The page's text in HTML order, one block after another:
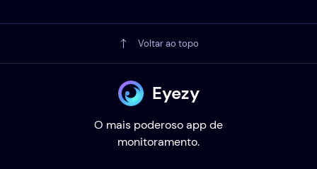
Voltar ao topo
Eyezy
O mais poderoso app de
monitoramento.